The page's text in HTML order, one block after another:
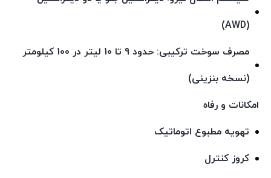
(AWD)
مصرف سوخت ترکیبی:
حدود 9 تا 10 لیتر در 100 کیلومتر
(نسخه بنزینی)
امکانات و رفاه
تهویه مطبوع اتوماتیک
کروز کنترل